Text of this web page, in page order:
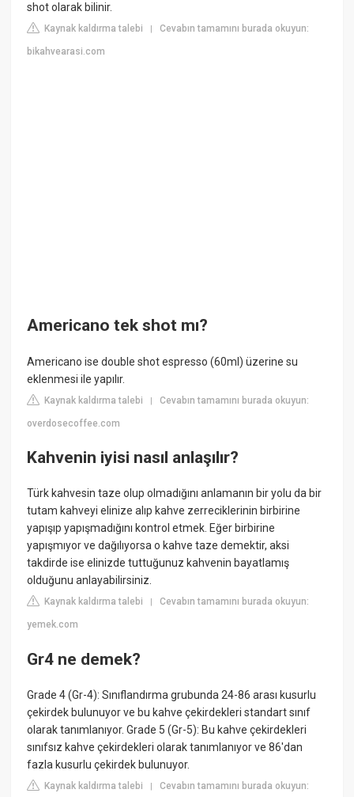
shot olarak bilinir.
Kaynak kaldırma talebi |Cevabın tamamını burada okuyun:
bikahvearasi.com
Americano tek shot mı?
Americano ise double shot espresso (60ml) üzerine su
eklenmesi ile yapılır.
Kaynak kaldırma talebi |Cevabın tamamını burada okuyun:
overdosecoffee.com
Kahvenin iyisi nasıl anlaşılır?
Türk kahvesin taze olup olmadığını anlamanın bir yolu da bir
tutam kahveyi elinize alıp kahve zerreciklerinin birbirine
yapışıp yapışmadığını kontrol etmek. Eğer birbirine
yapışmıyor ve dağılıyorsa o kahve taze demektir, aksi
takdirde ise elinizde tuttuğunuz kahvenin bayatlamış
olduğunu anlayabilirsiniz.
Kaynak kaldırma talebi |Cevabın tamamını burada okuyun:
yemek.com
Gr4 ne demek?
Grade 4 (Gr-4): Sınıflandırma grubunda 24-86 arası kusurlu
çekirdek bulunuyor ve bu kahve çekirdekleri standart sınıf
olarak tanımlanıyor. Grade 5 (Gr-5): Bu kahve çekirdekleri
sınıfsız kahve çekirdekleri olarak tanımlanıyor ve 86'dan
fazla kusurlu çekirdek bulunuyor.
Kaynak kaldırma talebi |Cevabın tamamını burada okuyun: